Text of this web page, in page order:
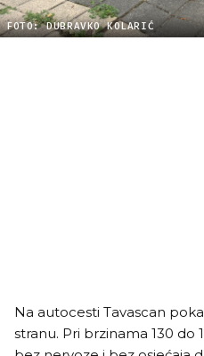
FOTO: DUBRAVKO KOLARIĆ
Na autocesti Tavascan
stranu. Pri brzinama 130 do